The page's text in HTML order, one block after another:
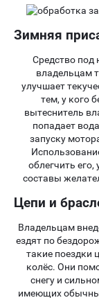
Зимняя
Средство под
владельцам
улучшает
тем, у кого
вытеснитель
попадает
запуску
облегчить
составы
Цепи и
Владельцам
ездят по
такие поездки
колёс. Они
снегу и
имеющих